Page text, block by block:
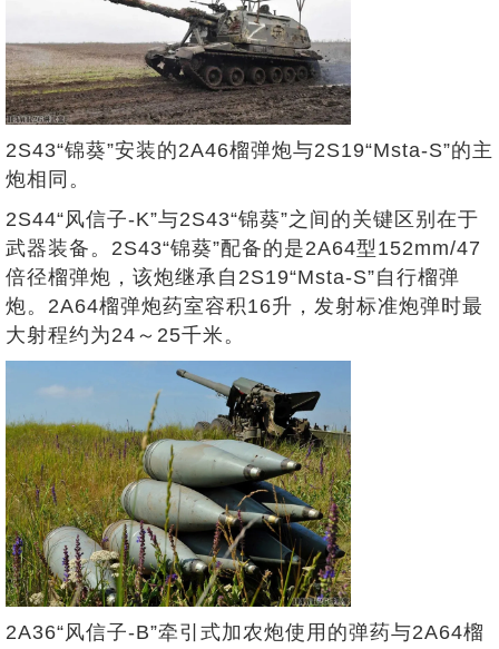
2S43“锦葵”安装的2A46榴弹炮与2S19“Msta-S”的主
炮相同。
2S44“风信子-K”与2S43“锦葵”之间的关键区别在于
武器装备。2S43“锦葵”配备的是2A64型152mm/47
倍径榴弹炮，该炮继承自2S19“Msta-S”自行榴弹
炮。2A64榴弹炮药室容积16升，发射标准炮弹时最
大射程约为24～25千米。
2A36“风信子-B”牵引式加农炮使用的弹药与2A64榴